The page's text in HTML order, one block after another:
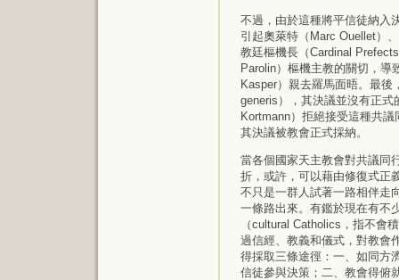
不過，由於這種將平信徒納入
引起奧萊特（Marc Ouellet）
教廷樞機長（Cardinal
Parolin）樞機主教的關切，導
Kasper）親去羅馬面晤。最
generis），其決議並沒有正
Kortmann）拒絕接受這種共
其決議被教會正式採納。
當各個國家天主教會對共議同
折，或許，可以藉由修復式正
不只是一群人試著一路相伴走
一條路出來。有鑑於現在有不
（cultural Catholics，指不會
過信經、教義和儀式，對教會
得採取三條途徑：一、如同方
信徒參與決策；二、教會得俯